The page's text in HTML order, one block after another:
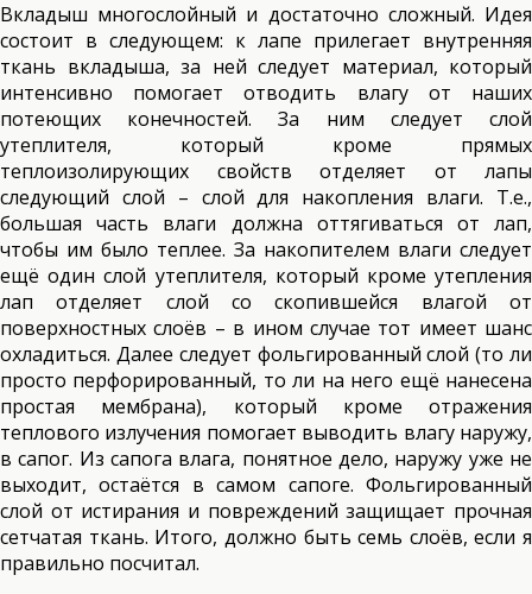
Вкладыш многослойный и достаточно сложный. Идея
состоит в следующем: к лапе прилегает внутренняя
ткань вкладыша, за ней следует материал, который
интенсивно помогает отводить влагу от наших
потеющих конечностей. За ним следует слой
утеплителя, который кроме прямых
теплоизолирующих свойств отделяет от лапы
следующий слой – слой для накопления влаги. Т.е.,
большая часть влаги должна оттягиваться от лап,
чтобы им было теплее. За накопителем влаги следует
ещё один слой утеплителя, который кроме утепления
лап отделяет слой со скопившейся влагой от
поверхностных слоёв – в ином случае тот имеет шанс
охладиться. Далее следует фольгированный слой (то ли
просто перфорированный, то ли на него ещё нанесена
простая мембрана), который кроме отражения
теплового излучения помогает выводить влагу наружу,
в сапог. Из сапога влага, понятное дело, наружу уже не
выходит, остаётся в самом сапоге. Фольгированный
слой от истирания и повреждений защищает прочная
сетчатая ткань. Итого, должно быть семь слоёв, если я
правильно посчитал.